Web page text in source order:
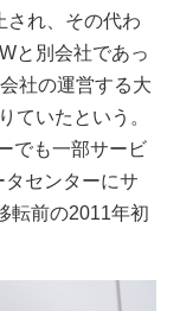
され、その代わ
と別会社であっ
社の運営する大
ていたという。
でも一部サービ
センターにサ
転前の2011年初